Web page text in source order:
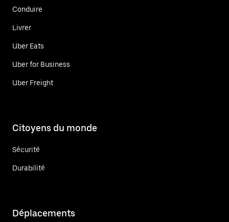
Conduire
Livrer
Uber Eats
Uber for Business
Uber Freight
Citoyens du monde
Sécurité
Durabilité
Déplacements